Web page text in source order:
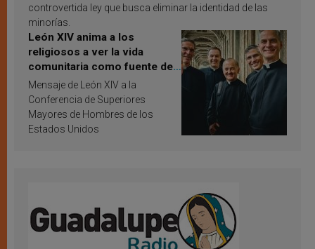
controvertida ley que busca eliminar la identidad de las
minorías.
León XIV anima a los
religiosos a ver la vida
comunitaria como fuente de
inspiración y santificación
Mensaje de León XIV a la
Conferencia de Superiores
Mayores de Hombres de los
Estados Unidos